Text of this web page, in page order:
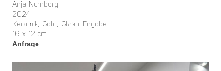
Anja Nürnberg
2024
Keramik, Gold, Glasur Engobe
16 x 12 cm
Anfrage